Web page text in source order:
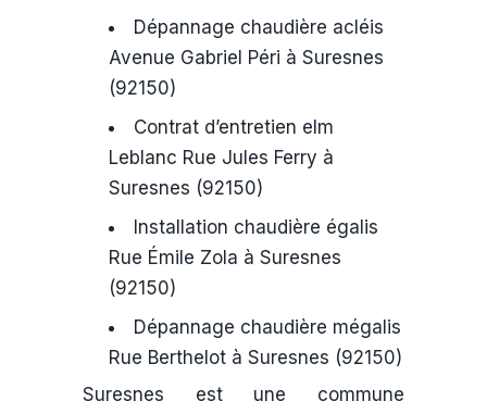
Dépannage chaudière acléis
Avenue Gabriel Péri à Suresnes
(92150)
Contrat d’entretien elm
Leblanc Rue Jules Ferry à
Suresnes (92150)
Installation chaudière égalis
Rue Émile Zola à Suresnes
(92150)
Dépannage chaudière mégalis
Rue Berthelot à Suresnes (92150)
Suresnes est une commune